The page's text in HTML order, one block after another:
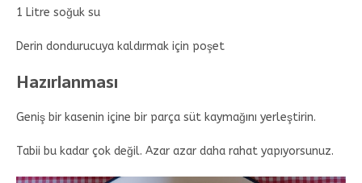
1 Litre soğuk su
Derin dondurucuya kaldırmak için poşet
Hazırlanması
Geniş bir kasenin içine bir parça süt kaymağını yerleştirin.
Tabii bu kadar çok değil. Azar azar daha rahat yapıyorsunuz.